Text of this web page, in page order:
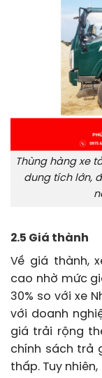
Thùng hàng xe
dung tích lớn,
2.5 Giá thành
Về giá thành,
cao nhờ mức
30% so với xe
với doanh
giá trải rộng
chính sách trả
thấp. Tuy